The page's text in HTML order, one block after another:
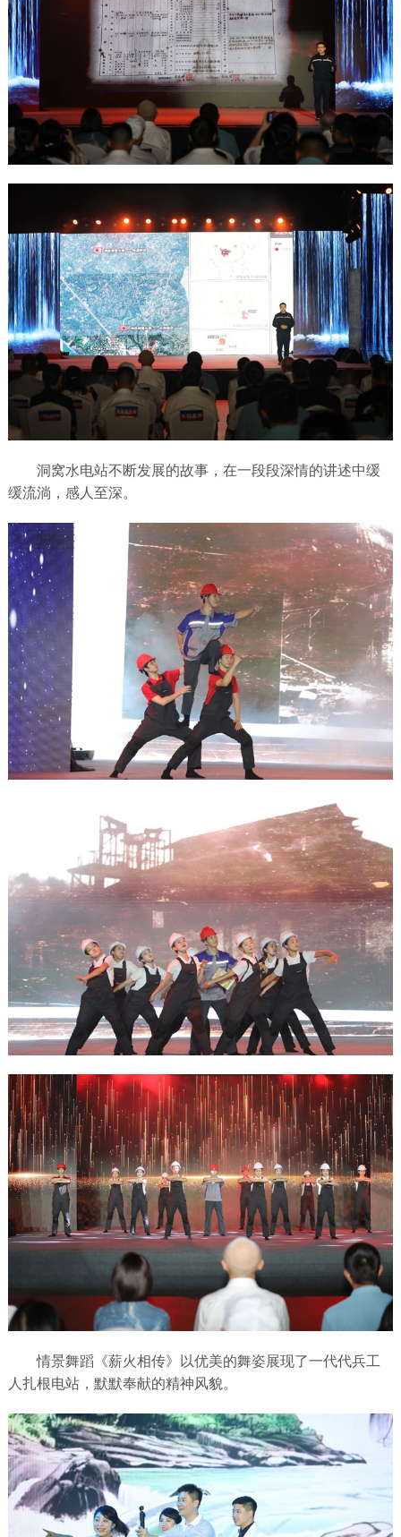
洞窝水电站不断发展的故事，在一段段深情的讲述中缓
缓流淌，感人至深。
情景舞蹈《薪火相传》以优美的舞姿展现了一代代兵工
人扎根电站，默默奉献的精神风貌。